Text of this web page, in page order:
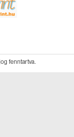
fenntartva.